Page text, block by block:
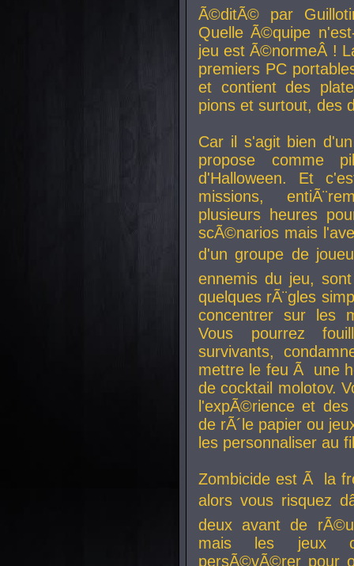
Ã©ditÃ© par
Quelle Ã©quipe
jeu est Ã©normeÂ !
premiers PC
et contient des
pions et surtout, des
Car il s'agit bien
propose comme
d'Halloween. Et
missions,
plusieurs heures
scÃ©narios mais
d'un groupe de
ennemis du jeu,
quelques rÃ¨gles
concentrer sur les
Vous pourrez
survivants,
mettre le feu Ã une
de cocktail molotov.
l'expÃ©rience et
de rÃ´le papier ou
les personnaliser au
Zombicide est Ã la
alors vous risquez
deux avant de
mais les jeux
persÃ©vÃ©rer pour